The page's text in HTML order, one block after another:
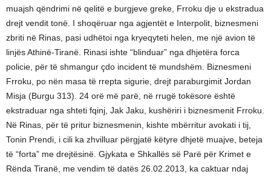
muajsh qëndrimi në qelitë e burgjeve greke, Frroku dje u ekstradua
drejt vendit tonë. I shoqëruar nga agjentët e Interpolit, biznesmeni
zbriti në Rinas, pasi udhëtoi nga kryeqyteti helen, me një avion të
linjës Athinë-Tiranë. Rinasi ishte “blinduar” nga dhjetëra forca
policie, për të shmangur çdo incident të mundshëm. Biznesmeni
Frroku, po nën masa të rrepta sigurie, drejt paraburgimit Jordan
Misja (Burgu 313). 24 orë më parë, në rrugë tokësore është
ekstraduar nga shteti fqinj, Jak Jaku, kushëriri i biznesmenit Frroku.
Në Rinas, për të pritur biznesmenin, kishte mbërritur avokati i tij,
Tonin Prendi, i cili ka zhvilluar përgjatë këtyre dhjetë muajve, beteja
të “forta” me drejtësinë. Gjykata e Shkallës së Parë për Krimet e
Rënda Tiranë, me vendim të datës 26.02.2013, ka caktuar ndaj